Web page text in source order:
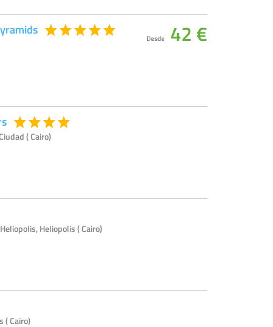
Desde 42 €
( Cairo)
Heliopolis ( Cairo)
( Cairo)